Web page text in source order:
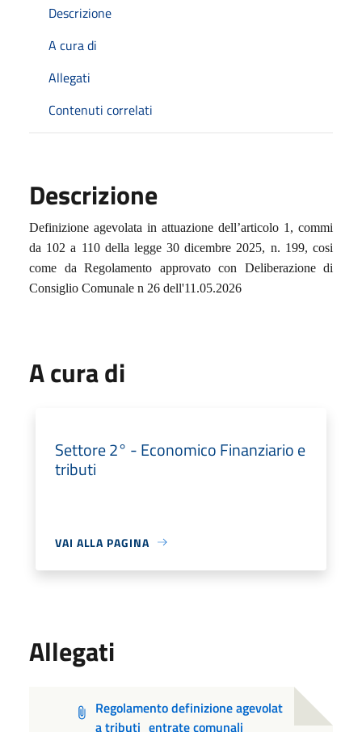
Descrizione
A cura di
Allegati
Contenuti correlati
Descrizione
Definizione agevolata in attuazione dell’articolo 1, commi
da 102 a 110 della legge 30 dicembre 2025, n. 199, cosi
come da Regolamento approvato con Deliberazione di
Consiglio Comunale n 26 dell'11.05.2026
A cura di
Settore 2° - Economico Finanziario e
tributi
VAI ALLA PAGINA
Allegati
Regolamento definizione agevolat
a tributi_entrate comunali